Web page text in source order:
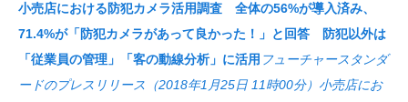
小売店における防犯カメラ活用調査 全体の56%が導入済み、
71.4%が「防犯カメラがあって良かった！」と回答 防犯以外は
「従業員の管理」「客の動線分析」に活用 フューチャースタンダ
ードのプレスリリース（2018年1月25日 11時00分）小売店にお